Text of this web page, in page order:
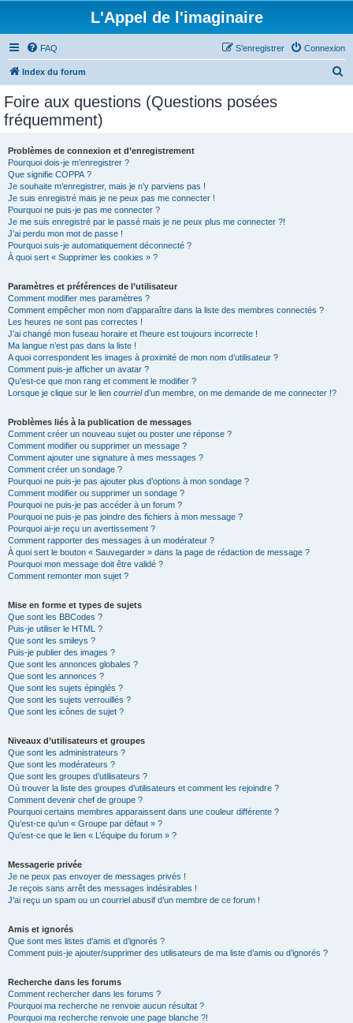
L'Appel de l'imaginaire
FAQ Connexion
S’enregistrer
Index du forum
Foire aux questions (Questions posées
fréquemment)
Problèmes de connexion et d’enregistrement
Pourquoi dois-je m’enregistrer ?
Que signifie COPPA ?
Je souhaite m’enregistrer, mais je n’y parviens pas !
Je suis enregistré mais je ne peux pas me connecter !
Pourquoi ne puis-je pas me connecter ?
Je me suis enregistré par le passé mais je ne peux plus me connecter ?!
J’ai perdu mon mot de passe !
Pourquoi suis-je automatiquement déconnecté ?
À quoi sert « Supprimer les cookies » ?
Paramètres et préférences de l’utilisateur
Comment modifier mes paramètres ?
Comment empêcher mon nom d’apparaître dans la liste des membres connectés ?
Les heures ne sont pas correctes !
J’ai changé mon fuseau horaire et l’heure est toujours incorrecte !
Ma langue n’est pas dans la liste !
A quoi correspondent les images à proximité de mon nom d’utilisateur ?
Comment puis-je afficher un avatar ?
Qu’est-ce que mon rang et comment le modifier ?
Lorsque je clique sur le lien courrield’un membre, on me demande de me connecter !?
Problèmes liés à la publication de messages
Comment créer un nouveau sujet ou poster une réponse ?
Comment modifier ou supprimer un message ?
Comment ajouter une signature à mes messages ?
Comment créer un sondage ?
Pourquoi ne puis-je pas ajouter plus d’options à mon sondage ?
Comment modifier ou supprimer un sondage ?
Pourquoi ne puis-je pas accéder à un forum ?
Pourquoi ne puis-je pas joindre des fichiers à mon message ?
Pourquoi ai-je reçu un avertissement ?
Comment rapporter des messages à un modérateur ?
À quoi sert le bouton « Sauvegarder » dans la page de rédaction de message ?
Pourquoi mon message doit être validé ?
Comment remonter mon sujet ?
Mise en forme et types de sujets
Que sont les BBCodes ?
Puis-je utiliser le HTML ?
Que sont les smileys ?
Puis-je publier des images ?
Que sont les annonces globales ?
Que sont les annonces ?
Que sont les sujets épinglés ?
Que sont les sujets verrouillés ?
Que sont les icônes de sujet ?
Niveaux d’utilisateurs et groupes
Que sont les administrateurs ?
Que sont les modérateurs ?
Que sont les groupes d’utilisateurs ?
Où trouver la liste des groupes d’utilisateurs et comment les rejoindre ?
Comment devenir chef de groupe ?
Pourquoi certains membres apparaissent dans une couleur différente ?
Qu’est-ce qu’un « Groupe par défaut » ?
Qu’est-ce que le lien « L’équipe du forum » ?
Messagerie privée
Je ne peux pas envoyer de messages privés !
Je reçois sans arrêt des messages indésirables !
J’ai reçu un spam ou un courriel abusif d’un membre de ce forum !
Amis et ignorés
Que sont mes listes d’amis et d’ignorés ?
Comment puis-je ajouter/supprimer des utilisateurs de ma liste d’amis ou d’ignorés ?
Recherche dans les forums
Comment rechercher dans les forums ?
Pourquoi ma recherche ne renvoie aucun résultat ?
Pourquoi ma recherche renvoie une page blanche ?!